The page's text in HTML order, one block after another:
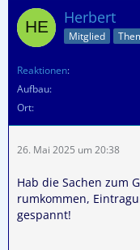
Herbert
Mitglied
Reaktionen
Aufbau
Ort
26. Mai 2025 um 20:38
Hab die Sachen zum
rumkommen,
gespannt!